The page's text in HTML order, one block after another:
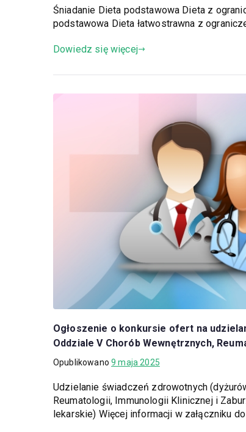
Śniadanie Dieta podstawowa Dieta z
podstawowa Dieta łatwostrawna z
Dowiedz się więcej
Ogłoszenie o konkursie ofert na
Oddziale V Chorób Wewnętrznych,
Opublikowano9 maja 2025
Udzielanie świadczeń zdrowotnych
Reumatologii, Immunologii Klinicznej i
lekarskie) Więcej informacji w załączniku